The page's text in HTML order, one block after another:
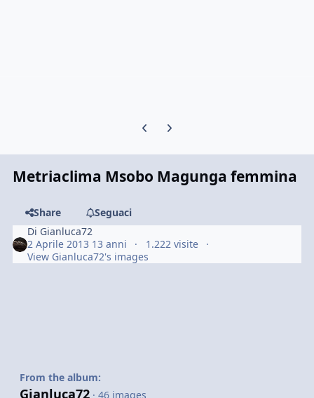
Previous carousel slide
Next carousel slide
Metriaclima Msobo Magunga femmina
Share
Seguaci
Di Gianluca72
2 Aprile 2013 13 anni
1.222 visite
View Gianluca72's images
From the album:
Gianluca72 · 46 images